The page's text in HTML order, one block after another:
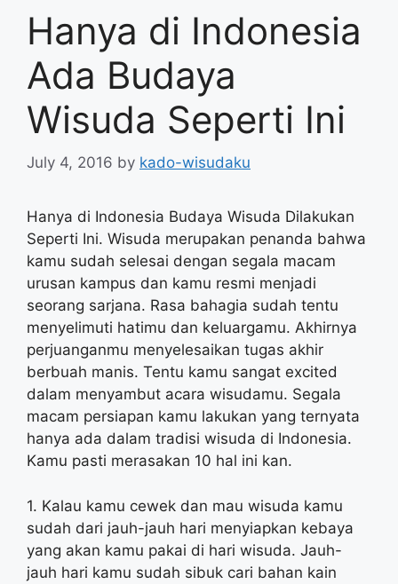
Hanya di Indonesia
Ada Budaya
Wisuda Seperti Ini
July 4, 2016 by kado-wisudaku
Hanya di Indonesia Budaya Wisuda Dilakukan
Seperti Ini. Wisuda merupakan penanda bahwa
kamu sudah selesai dengan segala macam
urusan kampus dan kamu resmi menjadi
seorang sarjana. Rasa bahagia sudah tentu
menyelimuti hatimu dan keluargamu. Akhirnya
perjuanganmu menyelesaikan tugas akhir
berbuah manis. Tentu kamu sangat excited
dalam menyambut acara wisudamu. Segala
macam persiapan kamu lakukan yang ternyata
hanya ada dalam tradisi wisuda di Indonesia.
Kamu pasti merasakan 10 hal ini kan.
1. Kalau kamu cewek dan mau wisuda kamu
sudah dari jauh-jauh hari menyiapkan kebaya
yang akan kamu pakai di hari wisuda. Jauh-
jauh hari kamu sudah sibuk cari bahan kain